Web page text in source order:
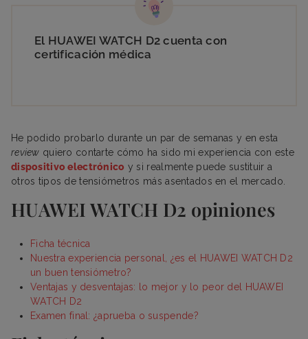
El HUAWEI WATCH D2 cuenta con
certificación médica
He podido probarlo durante un par de semanas y en esta
review quiero contarte cómo ha sido mi experiencia con este
dispositivo electrónico y si realmente puede sustituir a
otros tipos de tensiómetros más asentados en el mercado.
HUAWEI WATCH D2 opiniones
Ficha técnica
Nuestra experiencia personal, ¿es el HUAWEI WATCH D2
un buen tensiómetro?
Ventajas y desventajas: lo mejor y lo peor del HUAWEI
WATCH D2
Examen final: ¿aprueba o suspende?